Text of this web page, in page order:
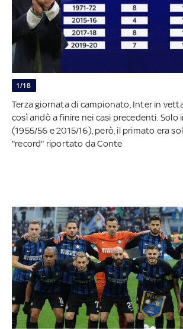
1/18
Terza giornata di campionato, Inter in
così andò a finire nei casi precedenti. Solo
(1955/56 e 2015/16), però, il primato era
"record" riportato da Conte